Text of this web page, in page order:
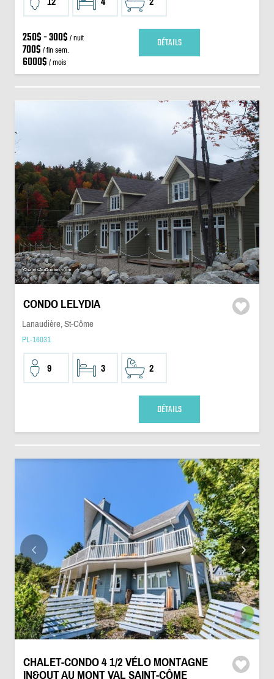
250$ - 300$ / nuit
700$ / fin sem.
6000$ / mois
DÉTAILS
CONDO LELYDIA
Lanaudière, St-Côme
PL-16031
9 3 2
DÉTAILS
CHALET-CONDO 4 1/2 VÉLO MONTAGNE
IN&OUT AU MONT VAL SAINT-CÔME